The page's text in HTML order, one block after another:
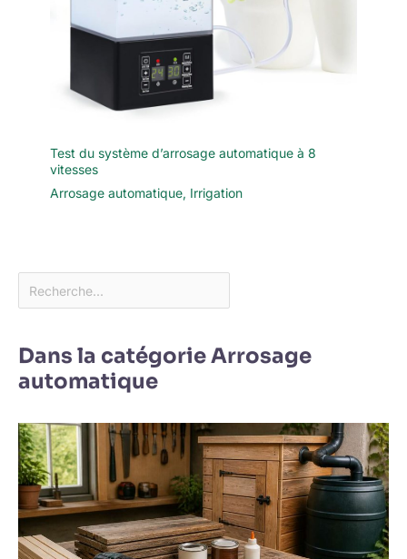
Test du système d’arrosage automatique à 8
vitesses
Arrosage automatique, Irrigation
Dans la catégorie Arrosage
automatique